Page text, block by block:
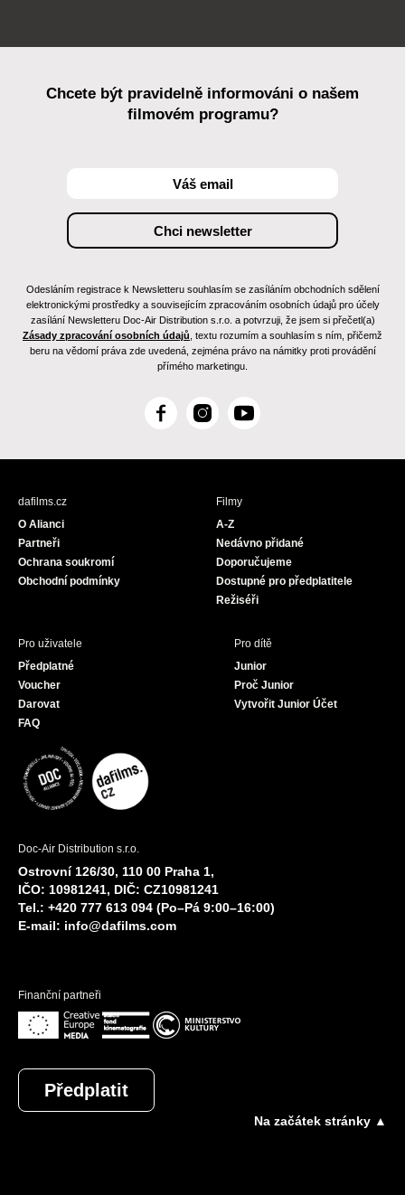
Chcete být pravidelně informováni o našem
filmovém programu?
Odesláním registrace k Newsletteru souhlasím se zasíláním obchodních sdělení
elektronickými prostředky a souvisejícím zpracováním osobních údajů pro účely
zasílání Newsletteru Doc-Air Distribution s.r.o. a potvrzuji, že jsem si přečetl(a)
Zásady zpracování osobních údajů , textu rozumím a souhlasím s ním, přičemž
beru na vědomí práva zde uvedená, zejména právo na námitky proti provádění
přímého marketingu.
F
c
I
s
Y
u
dafilms.cz
O Alianci
Partneři
Ochrana soukromí
Obchodní podmínky
Filmy
A-Z
Nedávno přidané
Doporučujeme
Dostupné pro předplatitele
Režiséři
Pro uživatele
Předplatné
Voucher
Darovat
FAQ
Pro dítě
Junior
Proč Junior
Vytvořit Junior Účet
Doc-Air Distribution s.r.o.
Ostrovní 126/30, 110 00 Praha 1,
IČO: 10981241, DIČ: CZ10981241
Tel.: +420 777 613 094 (Po–Pá 9:00–16:00)
E-mail: info@dafilms.com
Finanční partneři
Předplatit
Na začátek stránky ▲